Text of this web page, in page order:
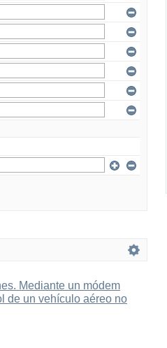
Mediante un módem
de un vehículo aéreo no